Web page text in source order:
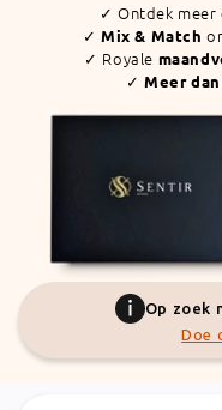
✓ Ontdek meer
✓Mix & Match
✓ Royale
✓Meer dan
Op zoek
Doe